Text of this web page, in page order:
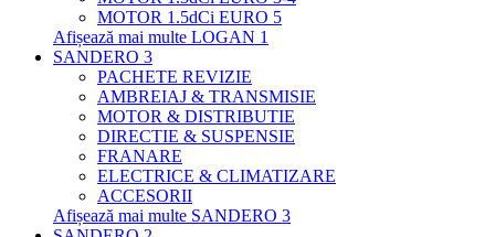
MOTOR 1.5dCi EURO 5
Afișează mai multe LOGAN 1
SANDERO 3
PACHETE REVIZIE
AMBREIAJ & TRANSMISIE
MOTOR & DISTRIBUTIE
DIRECTIE & SUSPENSIE
FRANARE
ELECTRICE & CLIMATIZARE
ACCESORII
Afișează mai multe SANDERO 3